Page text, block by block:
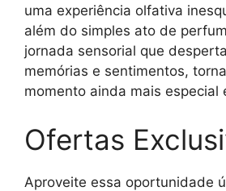
uma experiência olfativa
além do simples ato de
jornada sensorial que
memórias e sentimentos,
momento ainda mais especial
Ofertas
Aproveite essa oportunidade